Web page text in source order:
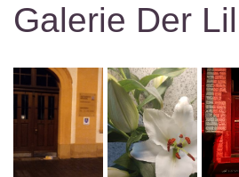
Galerie Der